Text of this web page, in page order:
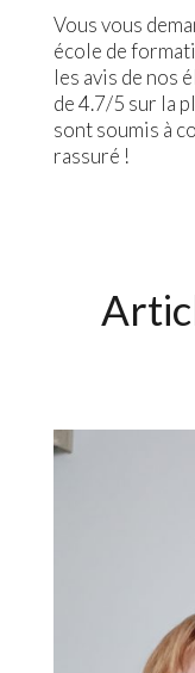
Vous vous
école de
les avis de nos
de 4.7/5 sur la
sont soumis à
rassuré !